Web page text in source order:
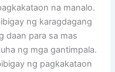
na manalo.
ng karagdagang
daan para sa mas
ng mga gantimpala.
ng pagkakataon